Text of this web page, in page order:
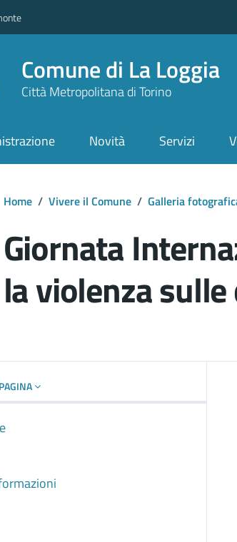
Comune di La Loggia
Città Metropolitana di Torino
Novità Servizi
Home / Vivere il Comune / Galleria
Giornata
la violenza